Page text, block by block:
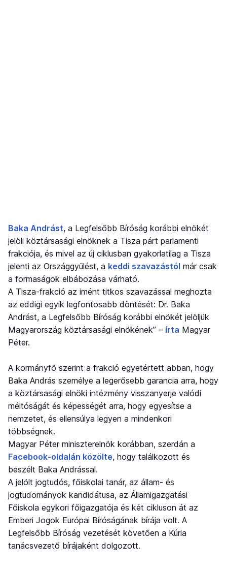
Baka Andrást, a Legfelsőbb Bíróság korábbi elnökét
jelöli köztársasági elnöknek a Tisza párt parlamenti
frakciója, és mivel az új ciklusban gyakorlatilag a Tisza
jelenti az Országgyűlést, a keddi szavazástól már csak
a formaságok elbábozása várható.
A Tisza-frakció az imént titkos szavazással meghozta
az eddigi egyik legfontosabb döntését: Dr. Baka
Andrást, a Legfelsőbb Bíróság korábbi elnökét jelöljük
Magyarország köztársasági elnökének” – írta Magyar
Péter.
A kormányfő szerint a frakció egyetértett abban, hogy
Baka András személye a legerősebb garancia arra, hogy
a köztársasági elnöki intézmény visszanyerje valódi
méltóságát és képességét arra, hogy egyesítse a
nemzetet, és ellensúlya legyen a mindenkori
többségnek.
Magyar Péter miniszterelnök korábban, szerdán a
Facebook-oldalán közölte, hogy találkozott és
beszélt Baka Andrással.
A jelölt jogtudós, főiskolai tanár, az állam- és
jogtudományok kandidátusa, az Államigazgatási
Főiskola egykori főigazgatója és két cikluson át az
Emberi Jogok Európai Bíróságának bírája volt. A
Legfelsőbb Bíróság vezetését követően a Kúria
tanácsvezető bírájaként dolgozott.